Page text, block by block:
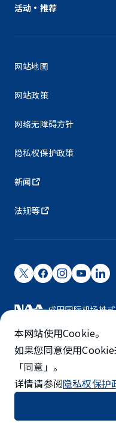
活动・推荐
网站地图
网站政策
网络无障碍方针
隐私权保护政策
新闻
法规等
成田国际机场株
成田国际机场由NAA运营。
©NARITA INTERNATIONAL AIRPORT
SKYTRAX
5-STAR AIRPORT
本网站使用Cookie。
如果您同意使用
「同意」。
详情请参阅隐私权保护